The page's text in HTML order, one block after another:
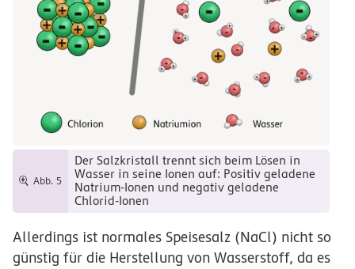
Abb. 5
Der Salzkristall trennt sich beim Lösen in
Wasser in seine Ionen auf: Positiv geladene
Natrium-Ionen und negativ geladene
Chlorid-Ionen
Allerdings ist normales Speisesalz (NaCl) nicht so
günstig für die Herstellung von Wasserstoff, da es